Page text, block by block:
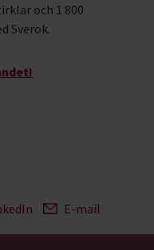
och 1 800
Sverok.
E-mail